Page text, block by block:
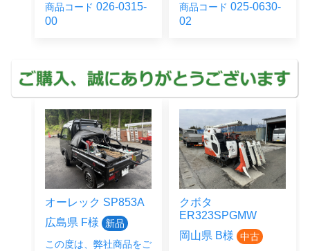
商品コード 026-0315-
00
商品コード 025-0630-
02
オーレック SP853A
広島県 F様
新品
この度は、弊社商品をご
クボタ
ER323SPGMW
岡山県 B様
中古